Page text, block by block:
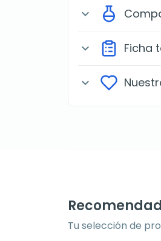
expand_more
expand_more Ficha
expand_more
Tu selección de